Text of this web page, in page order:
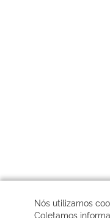
Nós utilizamos
Coletamos